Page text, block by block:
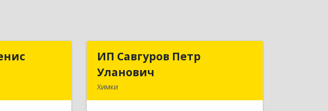
Денис
ИП Савгуров Петр
Уланович
Химки
ИП Савгуров Петр